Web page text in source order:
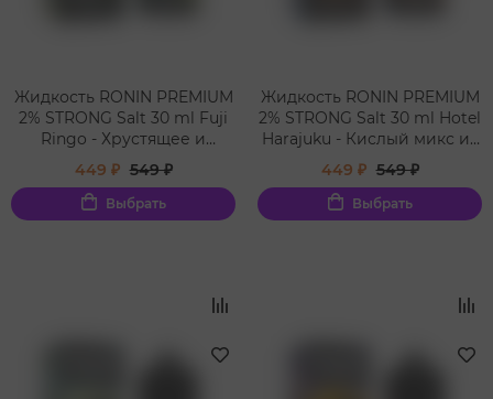
Жидкость RONIN PREMIUM
2% STRONG Salt 30 ml Fuji
Ringo - Хрустящее и
кислое яблоко
449 ₽ 549 ₽
Выбрать
Жидкость RONIN PREMIUM
2% STRONG Salt 30 ml Hotel
Harajuku - Кислый микс из
цитрусовых и сока помело
449 ₽ 549 ₽
Выбрать